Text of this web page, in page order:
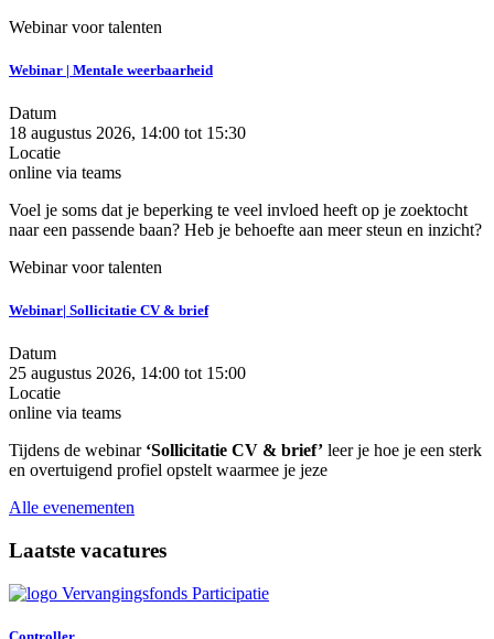
Webinar voor talenten
Webinar | Mentale weerbaarheid
Datum
18 augustus 2026, 14:00 tot 15:30
Locatie
online via teams
Voel je soms dat je beperking te veel invloed heeft op je zoektocht
naar een passende baan? Heb je behoefte aan meer steun en inzicht?
Webinar voor talenten
Webinar| Sollicitatie CV & brief
Datum
25 augustus 2026, 14:00 tot 15:00
Locatie
online via teams
Tijdens de webinar ‘Sollicitatie CV & brief’ leer je hoe je een sterk
en overtuigend profiel opstelt waarmee je jeze
Alle evenementen
Laatste vacatures